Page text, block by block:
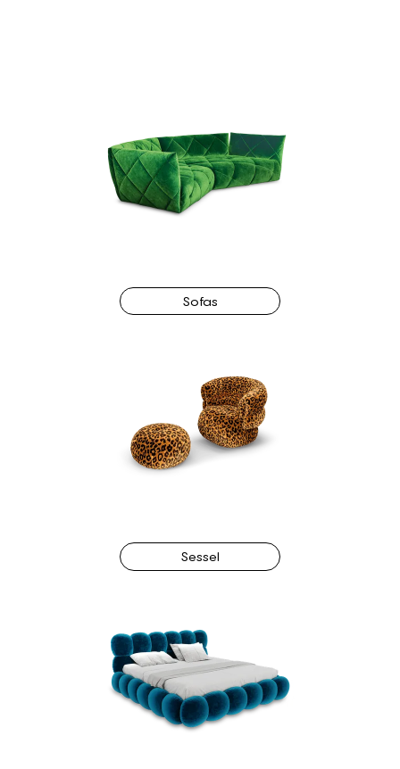
Sofas
Sessel